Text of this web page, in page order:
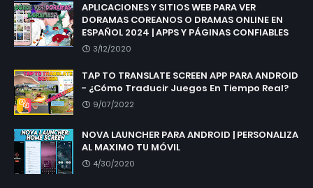
APLICACIONES Y SITIOS WEB PARA VER
DORAMAS COREANOS O DRAMAS ONLINE EN
ESPAÑOL 2024 | APPS Y PÁGINAS CONFIABLES
3/12/2020
TAP TO TRANSLATE SCREEN APP PARA ANDROID
- ¿Cómo Traducir Juegos En Tiempo Real?
9/07/2022
NOVA LAUNCHER PARA ANDROID | PERSONALIZA
AL MAXIMO TU MÓVIL
4/30/2020